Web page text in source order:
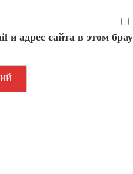
и адрес сайта в этом